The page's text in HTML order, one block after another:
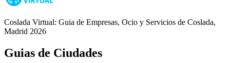
Coslada Virtual: Guia de Empresas, Ocio y Servicios de Coslada,
Madrid 2026
Guias de Ciudades